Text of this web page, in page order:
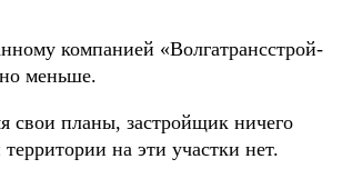
компанией «Волгатрансстрой-
меньше.
свои планы, застройщик ничего
на эти участки нет.